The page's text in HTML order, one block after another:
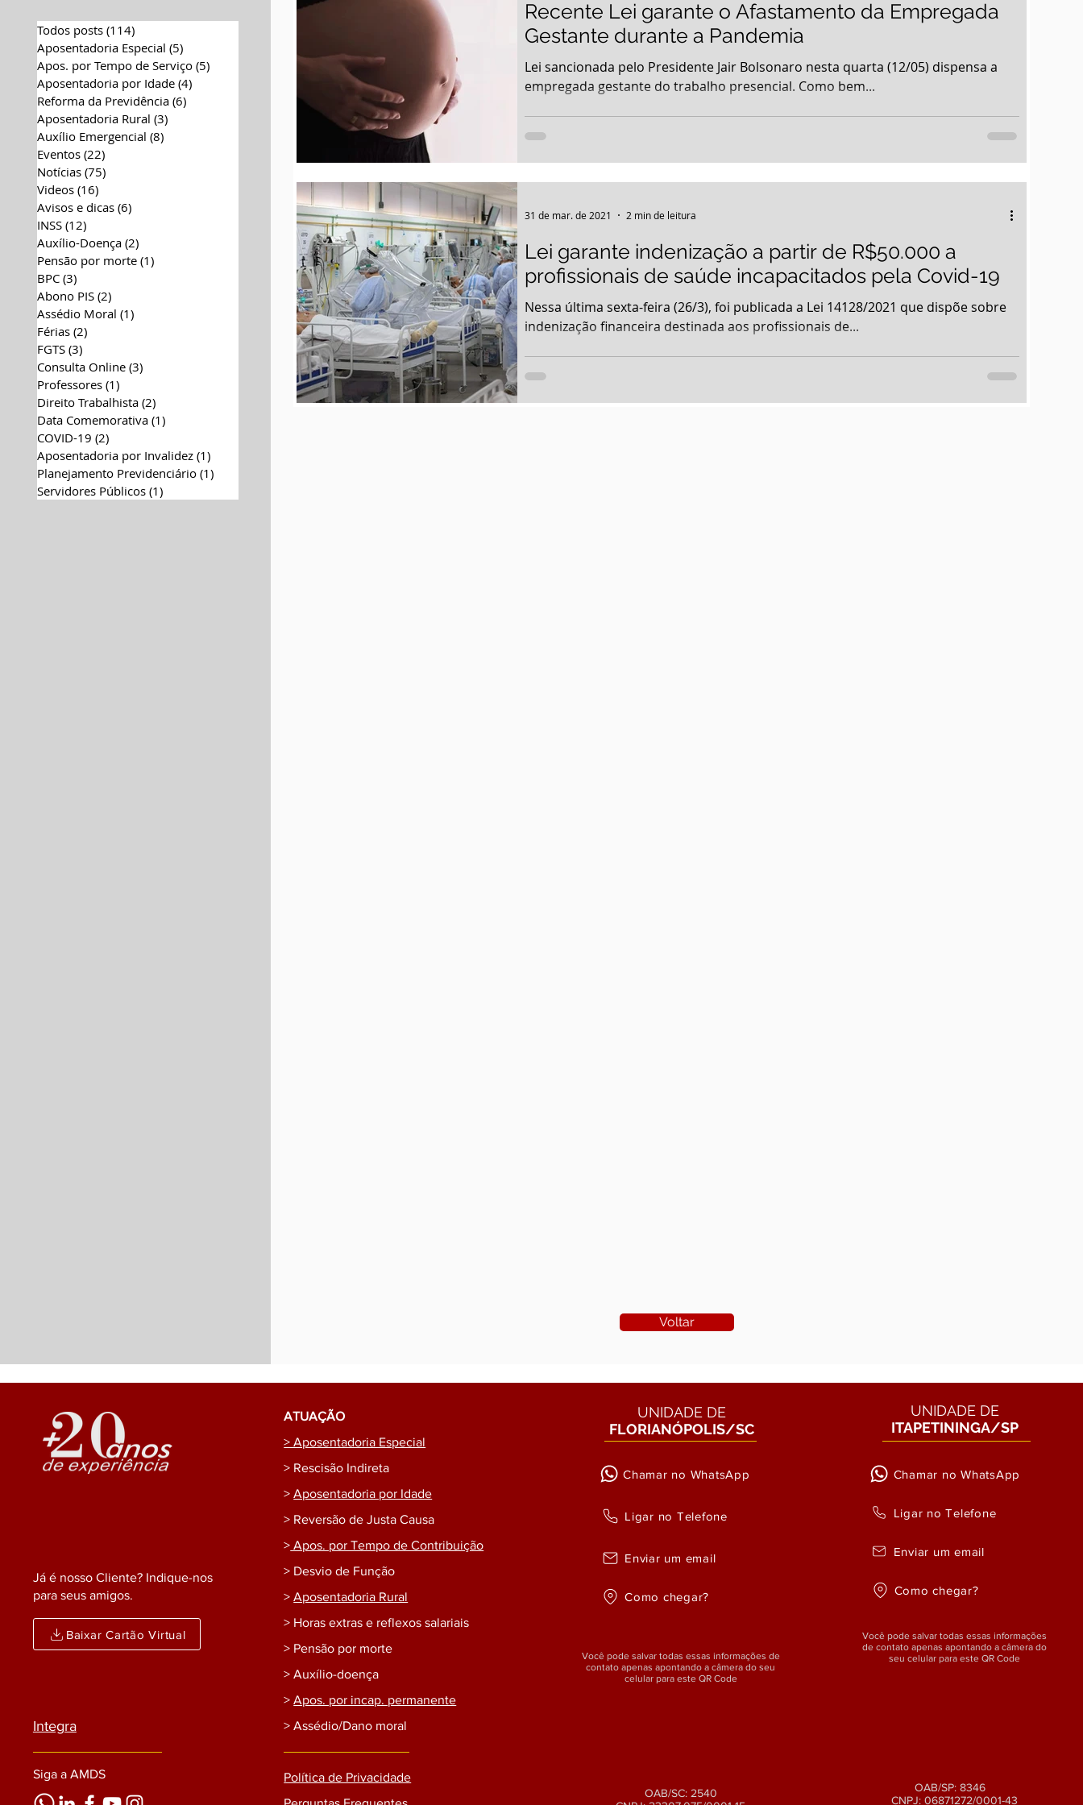
Todos posts (114)114 posts
Aposentadoria Especial (5)5 posts
Apos. por Tempo de Serviço (5)5 posts
Aposentadoria por Idade (4)4 posts
Reforma da Previdência (6)6 posts
Aposentadoria Rural (3)3 posts
Auxílio Emergencial (8)8 posts
Eventos (22)22 posts
Notícias (75)75 posts
Videos (16)16 posts
Avisos e dicas (6)6 posts
INSS (12)12 posts
Auxílio-Doença (2)2 posts
Pensão por morte (1)1 post
BPC (3)3 posts
Abono PIS (2)2 posts
Assédio Moral (1)1 post
Férias (2)2 posts
FGTS (3)3 posts
Consulta Online (3)3 posts
Professores (1)1 post
Direito Trabalhista (2)2 posts
Data Comemorativa (1)1 post
COVID-19 (2)2 posts
Aposentadoria por Invalidez (1)1 post
Planejamento Previdenciário (1)1 post
Servidores Públicos (1)1 post
Voltar
Recente Lei garante o Afastamento da Empregada
Gestante durante a Pandemia
Lei sancionada pelo Presidente Jair Bolsonaro nesta quarta (12/05) dispensa a
empregada gestante do trabalho presencial. Como bem...
Lei garante indenização a partir de R$50.000 a
profissionais de saúde incapacitados pela Covid-19
Nessa última sexta-feira (26/3), foi publicada a Lei 14128/2021 que dispõe sobre
indenização financeira destinada aos profissionais de...
31 de mar. de 2021 2 min de leitura
Já é nosso Cliente? Indique-nos
para seus amigos.
Baixar Cartão Virtual
Integra
Siga a AMDS
ATUAÇÃO
> Aposentadoria Especial
> Rescisão Indireta
>Aposentadoria por Idade
> Reversão de Justa Causa
> Apos. por Tempo de Contribuição
> Desvio de Função
>Aposentadoria Rural
> Horas extras e reflexos salariais
> Pensão por morte
> Auxílio-doença
>Apos. por incap. permanente
> Assédio/Dano moral
Política de Privacidade
UNIDADE DE
FLORIANÓPOLIS/SC
Chamar no WhatsApp
Ligar no Telefone
Enviar um email
Como chegar?
Você pode salvar todas essas informações de
contato apenas apontando a câmera do seu
celular para este QR Code
OAB/SC: 2540
UNIDADE DE
ITAPETININGA/SP
Chamar no WhatsApp
Ligar no Telefone
Enviar um email
Como chegar?
Você pode salvar todas essas informações
de contato apenas apontando a câmera do
seu celular para este QR Code
OAB/SP: 8346
CNPJ: 06871272/0001-43